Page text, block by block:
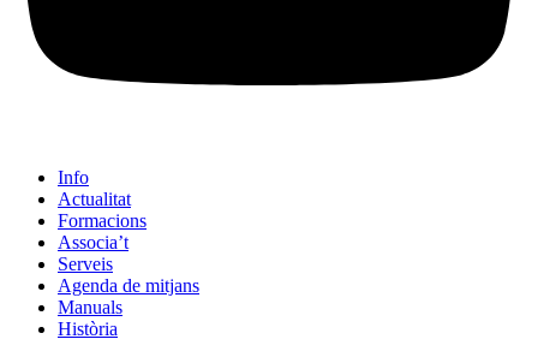
Info
Actualitat
Formacions
Associa’t
Serveis
Agenda de mitjans
Manuals
Història